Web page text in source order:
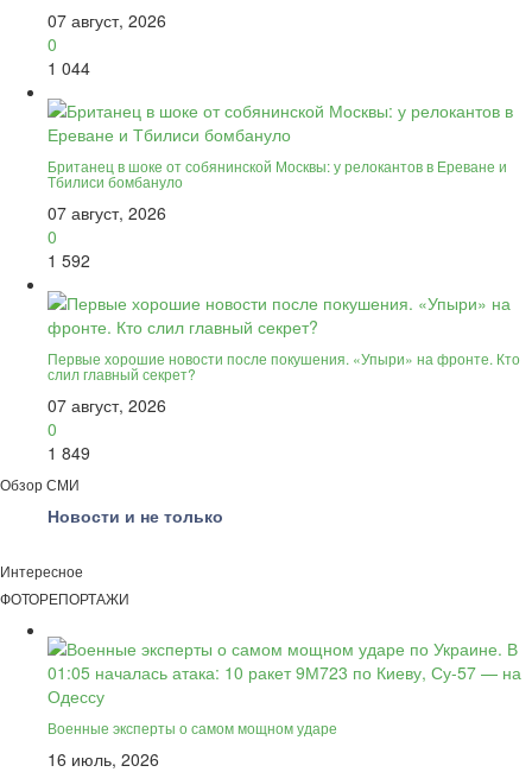
07 август, 2026
0
1 044
Британец в шоке от собянинской Москвы: у релокантов в Ереване и
Тбилиси бомбануло
07 август, 2026
0
1 592
Первые хорошие новости после покушения. «Упыри» на фронте. Кто
слил главный секрет?
07 август, 2026
0
1 849
Обзор СМИ
Новости и не только
Интересное
ФОТОРЕПОРТАЖИ
Военные эксперты о самом мощном ударе
16 июль, 2026